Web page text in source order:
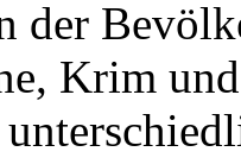
der
Krim